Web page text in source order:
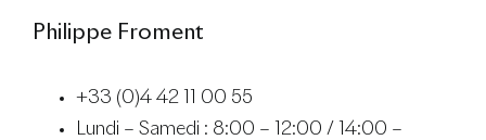
Philippe Froment
+33 (0)4 42 11 00 55
Lundi – Samedi : 8:00 – 12:00 / 14:00 –